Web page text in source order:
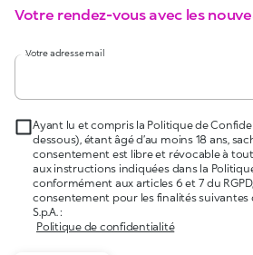
Votre rendez-vous avec les
Votre adresse mail
Ayant lu et compris la Politique de
dessous), étant âgé d’au moins 18 ans,
consentement est libre et révocable à
aux instructions indiquées dans la
conformément aux articles 6 et 7 du
consentement pour les finalités suivantes
S.p.A. :
Politique de confidentialité